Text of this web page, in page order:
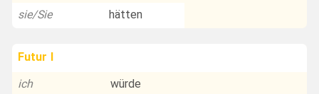
sie/Sie
hätten
Futur I
ich
würde